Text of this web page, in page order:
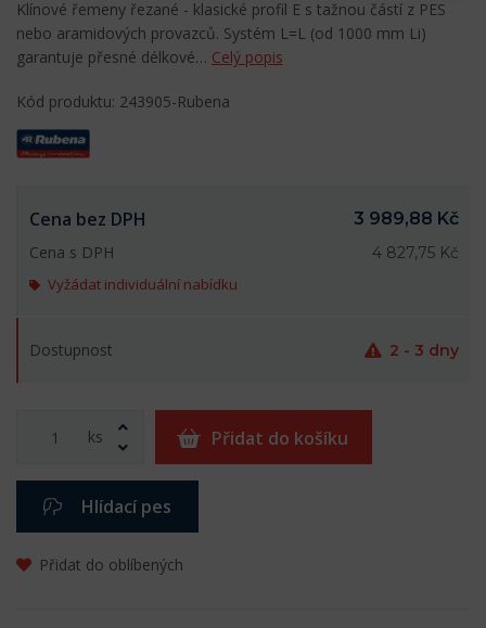
Klínové řemeny řezané - klasické profil E s tažnou částí z PES
nebo aramidových provazců. Systém L=L (od 1000 mm Li)
garantuje přesné délkové… Celý popis
Kód produktu: 243905-Rubena
Cena bez DPH
3 989,88 Kč
Cena s DPH
4 827,75 Kč
Vyžádat individuální nabídku
Dostupnost 2 - 3 dny
ks Přidat do košíku
Hlídací pes
Přidat do oblíbených